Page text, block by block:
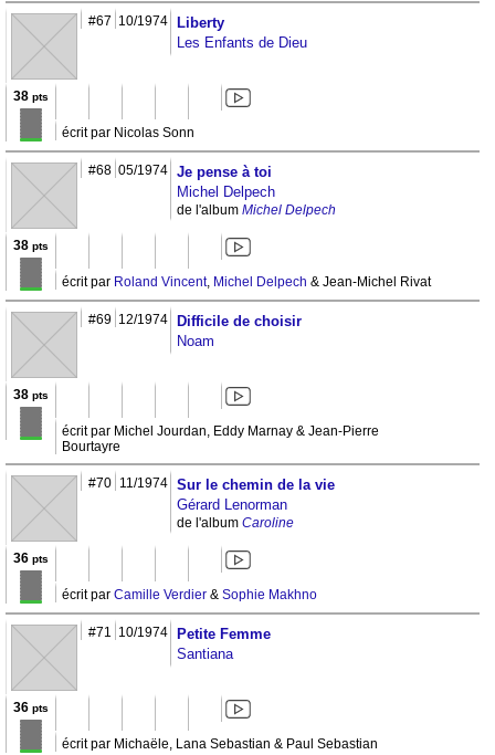
#67 10/1974
Liberty
Les Enfants de Dieu
38 pts
écrit par Nicolas Sonn
#68 05/1974 Je pense à toi
Michel Delpech
de l'album Michel Delpech
38 pts
écrit par Roland Vincent, Michel Delpech & Jean-Michel Rivat
#69 12/1974
Difficile de choisir
Noam
38 pts
écrit par Michel Jourdan, Eddy Marnay & Jean-Pierre
Bourtayre
#70 11/1974
Sur le chemin de la vie
Gérard Lenorman
de l'album Caroline
36 pts
écrit par Camille Verdier & Sophie Makhno
#71 10/1974
Petite Femme
Santiana
36 pts
écrit par Michaële, Lana Sebastian & Paul Sebastian